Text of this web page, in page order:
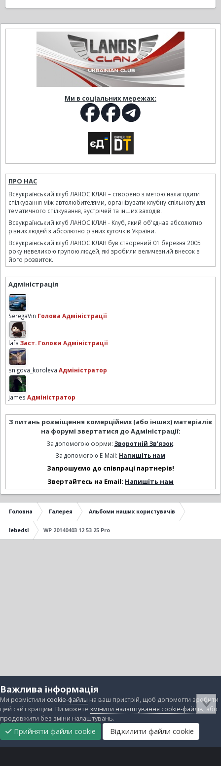
Ми в соціальних мережах:
ПРО НАС
Всеукраїнський клуб ЛАНОС КЛАН – створено з метою налагодити
спілкування між автолюбителями, організувати клубну спільноту для
тематичного спілкування, зустрічей та інших заходів.
Всеукраїнський клуб ЛАНОС КЛАН - Клуб, який об'єднав абсолютно
різних людей з абсолютно різних куточків України.
Всеукраїнський клуб ЛАНОС КЛАН був створений 01 березня 2005
року невеликою групою людей, які зробили величезний внесок в
його розвиток.
Адміністрація
SeregaVin Голова Адміністрації
lafa Заст. Голови Адміністрації
snigova_koroleva Адміністратор
james Адміністратор
З питань розміщення комерційних (або інших) матеріалів
на форумі звертатися до Адміністрації:
За допомогою форми: Зворотній Зв'язок.
За допомогою E-Mail: Напишіть нам
Запрошуємо до співпраці партнерів!
Звертайтесь на Email: Напишіть нам
Головна Галерея Альбоми наших користувачів
lebedsl WP 20140403 12 53 25 Pro
Важлива інформація
Ми розмістили cookie-файлы на ваш пристрій, щоб допомогти зробити
цей сайт кращим. Ви можете змінити налаштування cookie-файлів, або
продовжити без зміни налаштувань.
Прийняти файли cookie Відхилити файли cookie
Головна
Підтримати
нас
Прибрати
рекламу
Завантаження Непрочитані Реєстрація